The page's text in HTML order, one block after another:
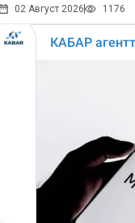
02 Август 2026 1176